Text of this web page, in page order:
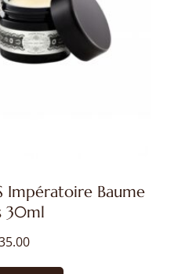
Impératoire Baume
30ml